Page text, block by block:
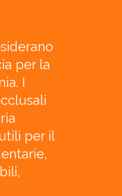
per la
I
per il